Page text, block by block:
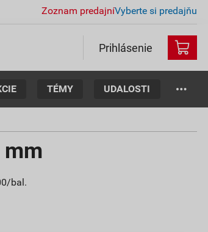
Zoznam predajníVyberte si predajňu
Prihlásenie
TÉMY UDALOSTI
bal.